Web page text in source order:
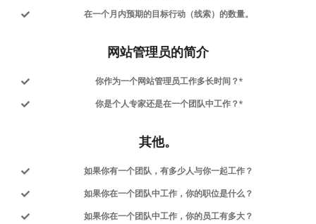
在一个月内预期的目标行动（线索）的数量。
网站管理员的简介
你作为一个网站管理员工作多长时间？*
你是个人专家还是在一个团队中工作？*
其他。
如果你有一个团队，有多少人与你一起工作？
如果你在一个团队中工作，你的职位是什么？
如果你在一个团队中工作，你的员工有多大？